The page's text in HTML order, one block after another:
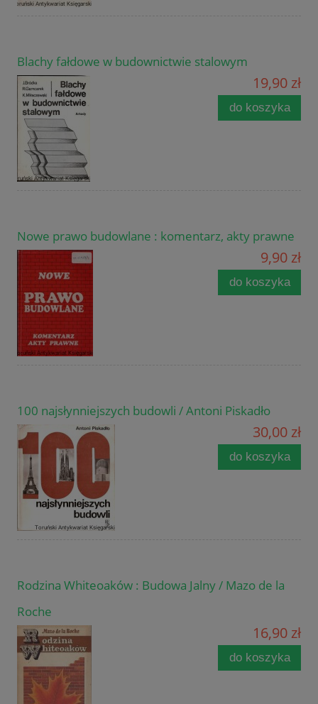
Blachy fałdowe w budownictwie stalowym
19,90 zł
do koszyka
Nowe prawo budowlane : komentarz, akty prawne
9,90 zł
do koszyka
100 najsłynniejszych budowli / Antoni Piskadło
30,00 zł
do koszyka
Rodzina Whiteoaków : Budowa Jalny / Mazo de la
Roche
16,90 zł
do koszyka